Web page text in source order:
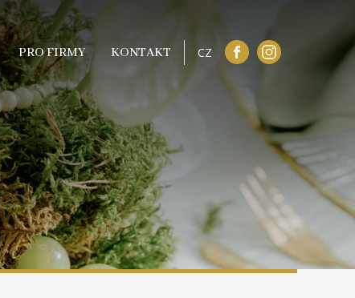
PRO FIRMY KONTAKT CZ